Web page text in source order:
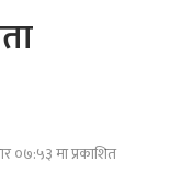
०७:५३ मा प्रकाशित